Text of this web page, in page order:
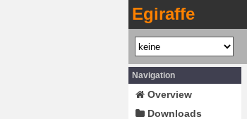
Egiraffe
Navigation
Overview
Downloads